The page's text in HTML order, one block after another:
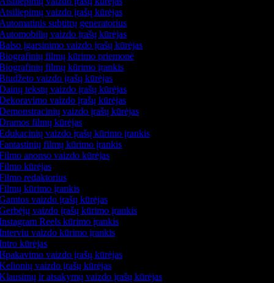
vaizdo įrašų kūrėjas
subtitrų generatorius
vaizdo įrašų kūrėjas
įgarsinimo vaizdo įrašų kūrėjas
filmų kūrimo priemonė
filmų kūrimo įrankis
vaizdo įrašų kūrėjas
tekstų vaizdo įrašų kūrėjas
vaizdo įrašų kūrėjas
vaizdo įrašų kūrėjas
filmų kūrėjas
vaizdo įrašų kūrimo įrankis
filmų kūrimo įrankis
anonso vaizdo kūrėjas
kūrėjas
redaktorius
kūrimo įrankis
vaizdo įrašų kūrėjas
vaizdo įrašų kūrimo įrankis
Reels kūrimo įrankis
vaizdo kūrimo įrankis
kūrėjas
vaizdo įrašų kūrėjas
vaizdo įrašų kūrėjas
ir atsakymų vaizdo įrašų kūrėjas